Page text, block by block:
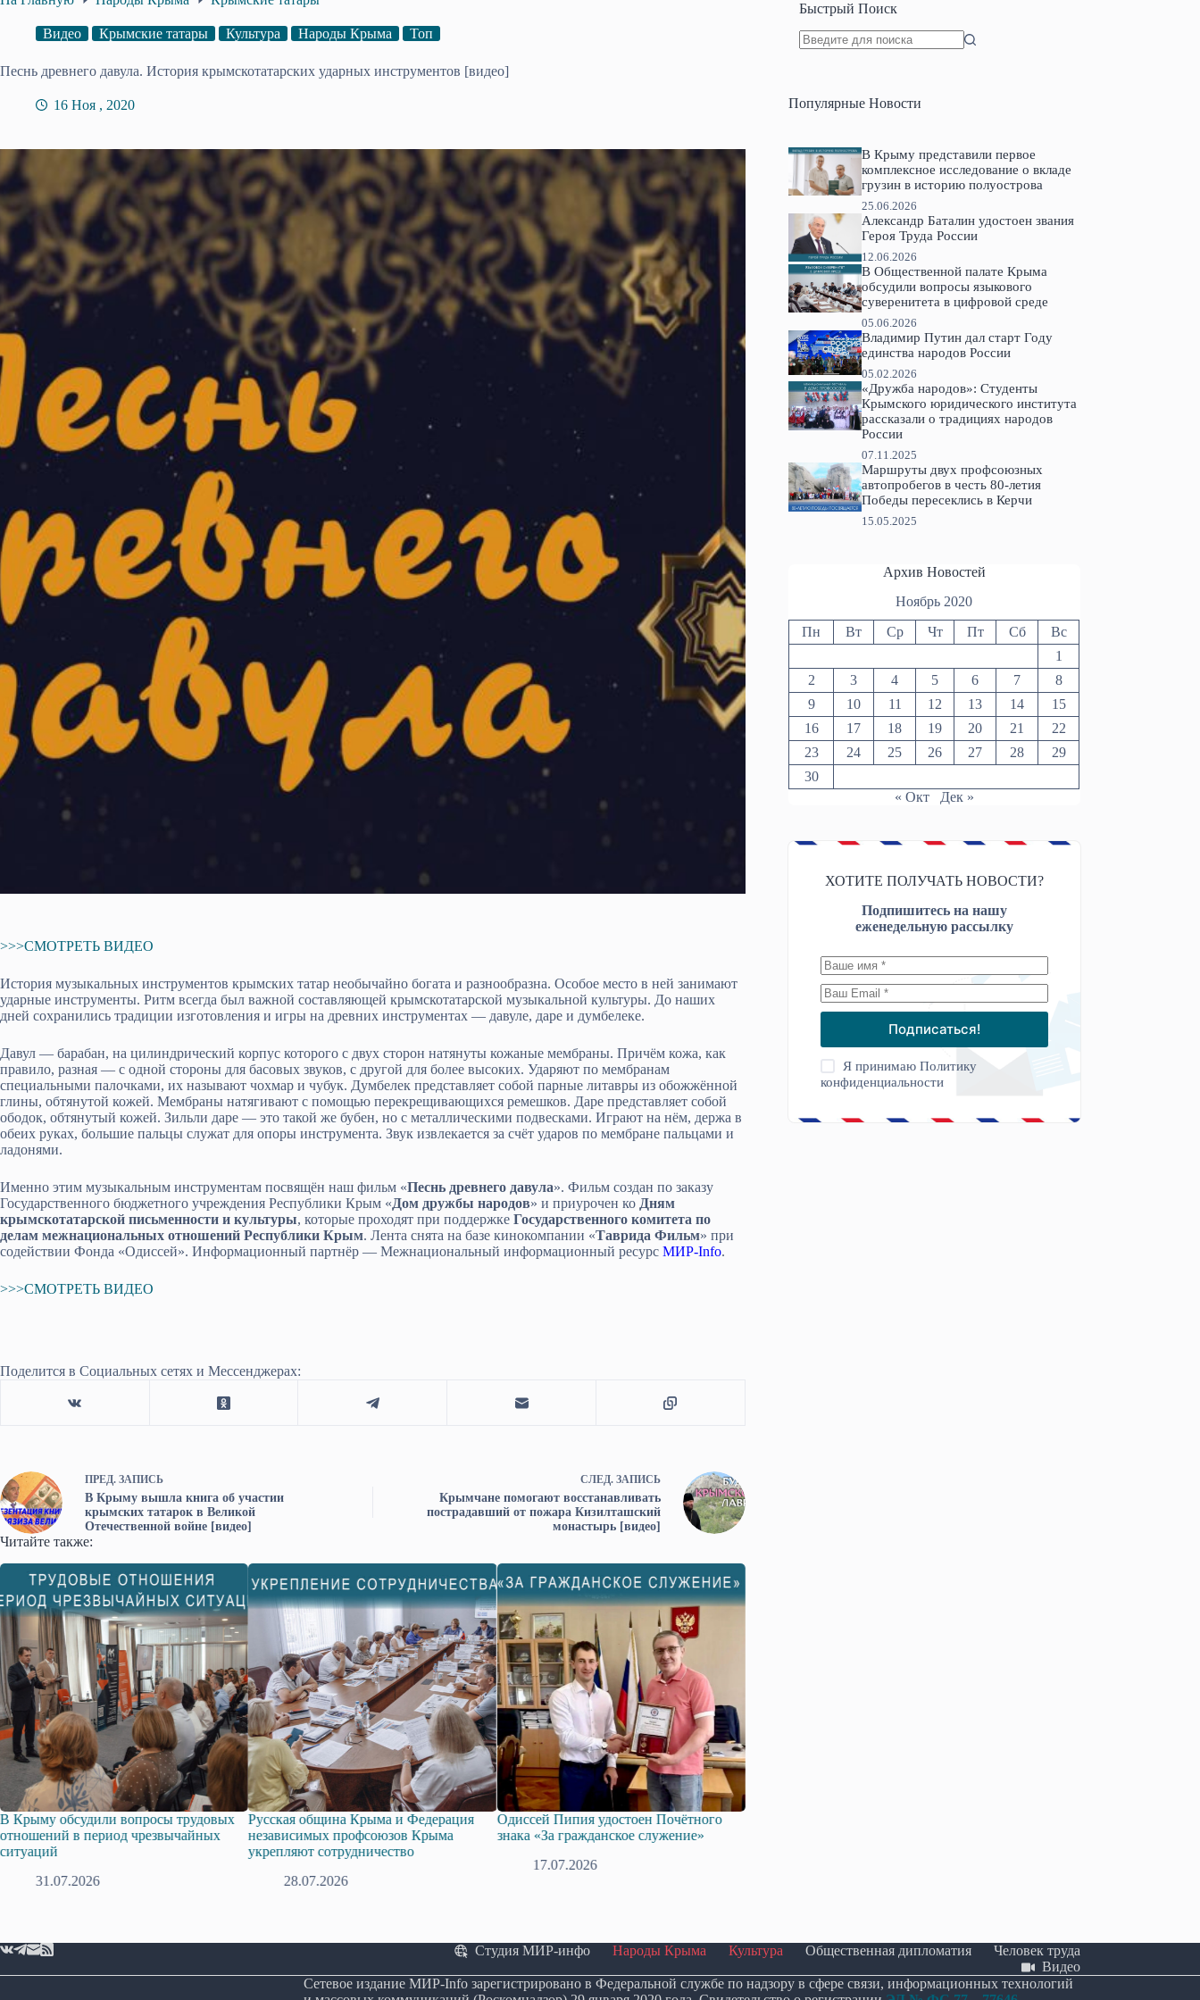
Видео Крымские татары Культура Народы Крыма Топ
Песнь древнего давула. История крымскотатарских ударных инструментов [видео]
16 Ноя , 2020
>>>СМОТРЕТЬ ВИДЕО
История музыкальных инструментов крымских татар необычайно богата и разнообразна. Особое место в ней занимают
ударные инструменты. Ритм всегда был важной составляющей крымскотатарской музыкальной культуры. До наших
дней сохранились традиции изготовления и игры на древних инструментах — давуле, даре и думбелеке.
Давул — барабан, на цилиндрический корпус которого с двух сторон натянуты кожаные мембраны. Причём кожа, как
правило, разная — с одной стороны для басовых звуков, с другой для более высоких. Ударяют по мембранам
специальными палочками, их называют чохмар и чубук. Думбелек представляет собой парные литавры из обожжённой
глины, обтянутой кожей. Мембраны натягивают с помощью перекрещивающихся ремешков. Даре представляет собой
ободок, обтянутый кожей. Зильли даре — это такой же бубен, но с металлическими подвесками. Играют на нём, держа в
обеих руках, большие пальцы служат для опоры инструмента. Звук извлекается за счёт ударов по мембране пальцами и
ладонями.
Именно этим музыкальным инструментам посвящён наш фильм «Песнь древнего давула». Фильм создан по заказу
Государственного бюджетного учреждения Республики Крым «Дом дружбы народов» и приурочен ко Дням
крымскотатарской письменности и культуры, которые проходят при поддержке Государственного комитета по
делам межнациональных отношений Республики Крым. Лента снята на базе кинокомпании «Таврида Фильм» при
содействии Фонда «Одиссей». Информационный партнёр — Межнациональный информационный ресурс МИР-Info.
>>>СМОТРЕТЬ ВИДЕО
Поделится в Социальных сетях и Мессенджерах:
ПРЕД. ЗАПИСЬ
В Крыму вышла книга об участии
крымских татарок в Великой
Отечественной войне [видео]
СЛЕД. ЗАПИСЬ
Крымчане помогают восстанавливать
пострадавший от пожара Кизилташский
монастырь [видео]
Читайте также:
обсудили вопросы трудовых
в период чрезвычайных
31.07.2026
Русская община Крыма и Федерация
независимых профсоюзов Крыма
укрепляют сотрудничество
28.07.2026
Одиссей Пипия удостоен Почётного
знака «За гражданское служение»
17.07.2026
Госдума приняла в первом чтении
Быстрый Поиск
Популярные Новости
В Крыму представили первое
комплексное исследование о вкладе
грузин в историю полуострова
25.06.2026
Александр Баталин удостоен звания
Героя Труда России
12.06.2026
В Общественной палате Крыма
обсудили вопросы языкового
суверенитета в цифровой среде
05.06.2026
Владимир Путин дал старт Году
единства народов России
05.02.2026
«Дружба народов»: Студенты
Крымского юридического института
рассказали о традициях народов
России
07.11.2025
Маршруты двух профсоюзных
автопробегов в честь 80-летия
Победы пересеклись в Керчи
15.05.2025
Архив Новостей
Ноябрь 2020
Пн Вт Ср Чт Пт Сб
Вс
1
2
3 4 5 6 7
8
9
10 11 12 13 14
15
16
17 18 19 20 21
22
23
24 25 26 27 28
29
30
« Окт
Дек »
ХОТИТЕ ПОЛУЧАТЬ НОВОСТИ?
Подпишитесь на нашу
еженедельную рассылку
Подписаться!
Я принимаюПолитику
конфиденциальности
Студия МИР-инфо Народы Крыма Культура Общественная дипломатия
Человек труда
Видео
Сетевое издание МИР-Info зарегистрировано в Федеральной службе по надзору в сфере связи, информационных технологий